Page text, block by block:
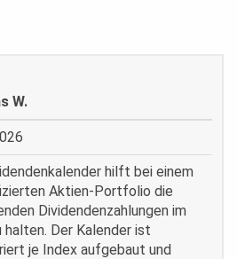
W.
hilft bei einem
Aktien-Portfolio die
Dividendenzahlungen im
halten. Der Kalender ist
je Index aufgebaut und